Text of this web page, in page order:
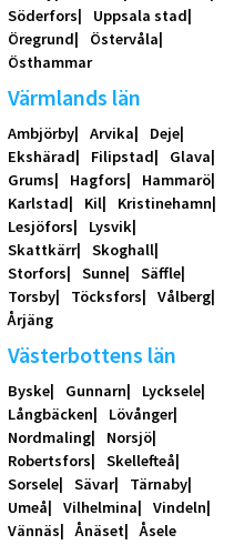
Söderfors
Uppsala stad
Öregrund
Östervåla
Östhammar
Värmlands län
Ambjörby Arvika
Deje
Ekshärad
Filipstad
Glava
Grums
Hagfors
Hammarö
Karlstad
Kil
Kristinehamn
Lesjöfors
Lysvik
Skattkärr
Skoghall
Storfors
Sunne
Säffle
Torsby
Töcksfors
Vålberg
Årjäng
Västerbottens län
Byske Gunnarn
Lycksele
Långbäcken
Lövånger
Nordmaling
Norsjö
Robertsfors
Skellefteå
Sorsele
Sävar
Tärnaby
Umeå
Vilhelmina
Vindeln
Vännäs
Ånäset Åsele